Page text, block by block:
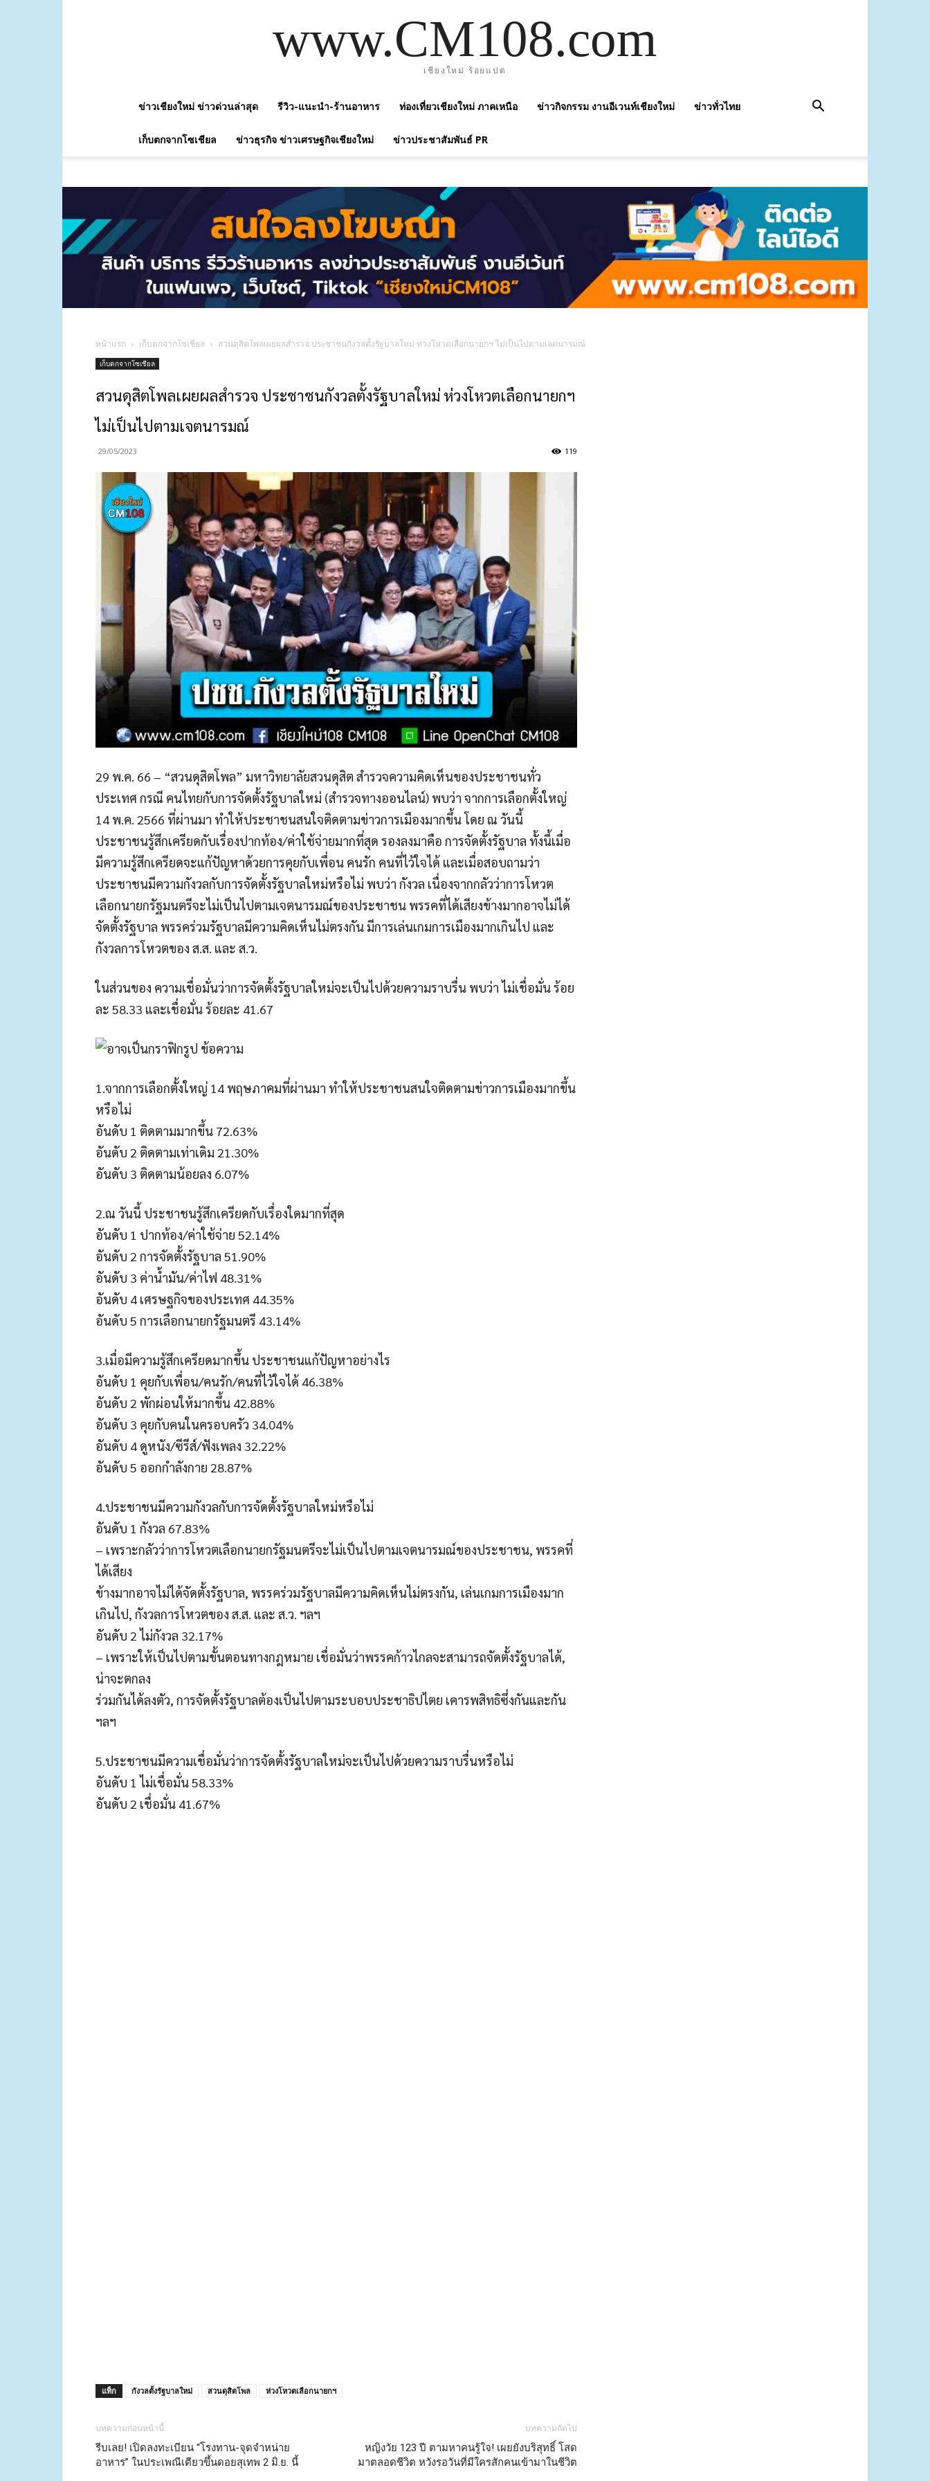
www.CM108.com
เชียงใหม่ ร้อยแปด
ข่าวเชียงใหม่ ข่าวด่วนล่าสุด รีวิว-แนะนำ-ร้านอาหาร ท่องเที่ยวเชียงใหม่ ภาคเหนือ ข่าวกิจกรรม งานอีเวนท์เชียงใหม่ ข่าวทั่วไทย
เก็บตกจากโซเชียล ข่าวธุรกิจ ข่าวเศรษฐกิจเชียงใหม่ ข่าวประชาสัมพันธ์ PR
หน้าแรก เก็บตกจากโซเชียล สวนดุสิตโพลเผยผลสำรวจ ประชาชนกังวลตั้งรัฐบาลใหม่ ห่วงโหวตเลือกนายกฯ ไม่เป็นไปตามเจตนารมณ์
เก็บตกจากโซเชียล
สวนดุสิตโพลเผยผลสำรวจ ประชาชนกังวลตั้งรัฐบาลใหม่ ห่วงโหวตเลือกนายกฯ
ไม่เป็นไปตามเจตนารมณ์
29/05/2023 119
29 พ.ค. 66 – “สวนดุสิตโพล” มหาวิทยาลัยสวนดุสิต สำรวจความคิดเห็นของประชาชนทั่ว
ประเทศ กรณี คนไทยกับการจัดตั้งรัฐบาลใหม่ (สำรวจทางออนไลน์) พบว่า จากการเลือกตั้งใหญ่
14 พ.ค. 2566 ที่ผ่านมา ทำให้ประชาชนสนใจติดตามข่าวการเมืองมากขึ้น โดย ณ วันนี้
ประชาชนรู้สึกเครียดกับเรื่องปากท้อง/ค่าใช้จ่ายมากที่สุด รองลงมาคือ การจัดตั้งรัฐบาล ทั้งนี้เมื่อ
มีความรู้สึกเครียดจะแก้ปัญหาด้วยการคุยกับเพื่อน คนรัก คนที่ไว้ใจได้ และเมื่อสอบถามว่า
ประชาชนมีความกังวลกับการจัดตั้งรัฐบาลใหม่หรือไม่ พบว่า กังวล เนื่องจากกลัวว่าการโหวต
เลือกนายกรัฐมนตรีจะไม่เป็นไปตามเจตนารมณ์ของประชาชน พรรคที่ได้เสียงข้างมากอาจไม่ได้
จัดตั้งรัฐบาล พรรคร่วมรัฐบาลมีความคิดเห็นไม่ตรงกัน มีการเล่นเกมการเมืองมากเกินไป และ
กังวลการโหวตของ ส.ส. และ ส.ว.
ในส่วนของ ความเชื่อมั่นว่าการจัดตั้งรัฐบาลใหม่จะเป็นไปด้วยความราบรื่น พบว่า ไม่เชื่อมั่น ร้อย
ละ 58.33 และเชื่อมั่น ร้อยละ 41.67
1.จากการเลือกตั้งใหญ่ 14 พฤษภาคมที่ผ่านมา ทําให้ประชาชนสนใจติดตามข่าวการเมืองมากขึ้น
หรือไม่
อันดับ 1 ติดตามมากขึ้น 72.63%
อันดับ 2 ติดตามเท่าเดิม 21.30%
อันดับ 3 ติดตามน้อยลง 6.07%
2.ณ วันนี้ ประชาชนรู้สึกเครียดกับเรื่องใดมากที่สุด
อันดับ 1 ปากท้อง/ค่าใช้จ่าย 52.14%
อันดับ 2 การจัดตั้งรัฐบาล 51.90%
อันดับ 3 ค่าน้ำมัน/ค่าไฟ 48.31%
อันดับ 4 เศรษฐกิจของประเทศ 44.35%
อันดับ 5 การเลือกนายกรัฐมนตรี 43.14%
3.เมื่อมีความรู้สึกเครียดมากขึ้น ประชาชนแก้ปัญหาอย่างไร
อันดับ 1 คุยกับเพื่อน/คนรัก/คนที่ไว้ใจได้ 46.38%
อันดับ 2 พักผ่อนให้มากขึ้น 42.88%
อันดับ 3 คุยกับคนในครอบครัว 34.04%
อันดับ 4 ดูหนัง/ซีรีส์/ฟังเพลง 32.22%
อันดับ 5 ออกกําลังกาย 28.87%
4.ประชาชนมีความกังวลกับการจัดตั้งรัฐบาลใหม่หรือไม่
อันดับ 1 กังวล 67.83%
– เพราะกลัวว่าการโหวตเลือกนายกรัฐมนตรีจะไม่เป็นไปตามเจตนารมณ์ของประชาชน, พรรคที่
ได้เสียง
ข้างมากอาจไม่ได้จัดตั้งรัฐบาล, พรรคร่วมรัฐบาลมีความคิดเห็นไม่ตรงกัน, เล่นเกมการเมืองมาก
เกินไป, กังวลการโหวตของ ส.ส. และ ส.ว. ฯลฯ
อันดับ 2 ไม่กังวล 32.17%
– เพราะให้เป็นไปตามขั้นตอนทางกฎหมาย เชื่อมั่นว่าพรรคก้าวไกลจะสามารถจัดตั้งรัฐบาลได้,
น่าจะตกลง
ร่วมกันได้ลงตัว, การจัดตั้งรัฐบาลต้องเป็นไปตามระบอบประชาธิปไตย เคารพสิทธิซึ่งกันและกัน
ฯลฯ
5.ประชาชนมีความเชื่อมั่นว่าการจัดตั้งรัฐบาลใหม่จะเป็นไปด้วยความราบรื่นหรือไม่
อันดับ 1 ไม่เชื่อมั่น 58.33%
อันดับ 2 เชื่อมั่น 41.67%
แท็ก กังวลตั้งรัฐบาลใหม่ สวนดุสิตโพล ห่วงโหวตเลือกนายกฯ
บทความก่อนหน้านี้
รีบเลย! เปิดลงทะเบียน “โรงทาน-จุดจำหน่าย
อาหาร” ในประเพณีเตียวขึ้นดอยสุเทพ 2 มิ.ย. นี้
บทความถัดไป
หญิงวัย 123 ปี ตามหาคนรู้ใจ! เผยยังบริสุทธิ์ โสด
มาตลอดชีวิต หวังรอวันที่มีใครสักคนเข้ามาในชีวิต